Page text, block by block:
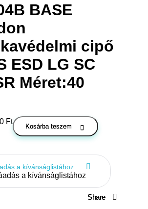
BASE
cipő
ESD LG SC
Méret:40
Ft
Kosárba teszem
a kívánságlistához
a kívánságlistához
Share